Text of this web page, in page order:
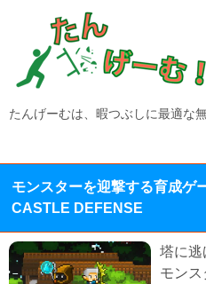
たんげーむは、暇つぶしに最適な
モンスターを迎撃する育成ゲ
CASTLE DEFENSE
塔に逃
モンス